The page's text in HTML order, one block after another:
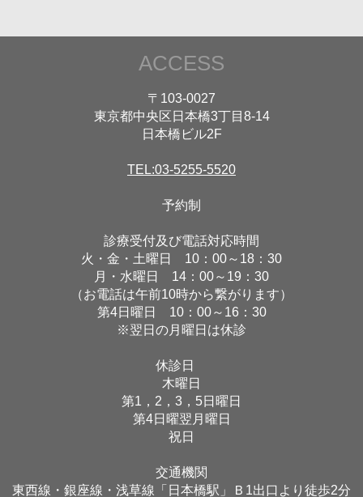
ACCESS
〒103-0027
東京都中央区日本橋3丁目8-14
日本橋ビル2F
TEL:03-5255-5520
予約制
診療受付及び電話対応時間
火・金・土曜日 10：00～18：30
月・水曜日 14：00～19：30
（お電話は午前10時から繋がります）
第4日曜日 10：00～16：30
※翌日の月曜日は休診
休診日
木曜日
第1，2，3，5日曜日
第4日曜翌月曜日
祝日
交通機関
東西線・銀座線・浅草線「日本橋駅」Ｂ1出口より徒歩2分